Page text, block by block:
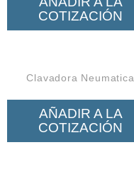
COTIZACIÓN
Clavadora Neumatica
AÑADIR A LA
COTIZACIÓN